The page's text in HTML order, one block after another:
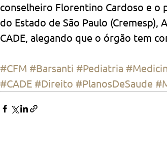
conselheiro Florentino Cardoso e o
do Estado de São Paulo
CADE, alegando que o órgão tem
#CFM #Barsanti #Pediatria
#CADE #Direito #PlanosDeSaude